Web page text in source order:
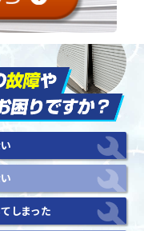
しまった